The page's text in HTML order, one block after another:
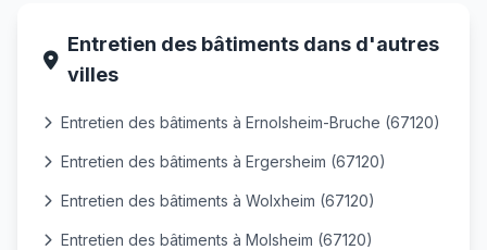
Entretien des bâtiments dans d'autres
villes
Entretien des bâtiments à Ernolsheim-Bruche (67120)
Entretien des bâtiments à Ergersheim (67120)
Entretien des bâtiments à Wolxheim (67120)
Entretien des bâtiments à Molsheim (67120)